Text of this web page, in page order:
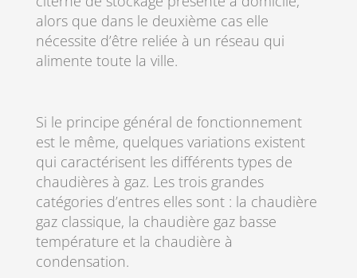
alors que dans le deuxième cas elle
nécessite d’être reliée à un réseau qui
alimente toute la ville.
Si le principe général de fonctionnement
est le même, quelques variations existent
qui caractérisent les différents types de
chaudières à gaz. Les trois grandes
catégories d’entres elles sont : la chaudière
gaz classique, la chaudière gaz basse
température et la chaudière à
condensation.